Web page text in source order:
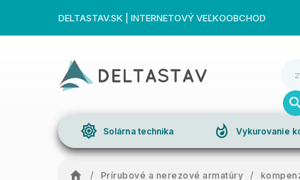
DELTASTAV.SK | INTERNETOVÝ VEĽKOOBCHOD
brightness_high Solárna technika whatshot Vykurovanie
/ Prírubové a nerezové armatúry /